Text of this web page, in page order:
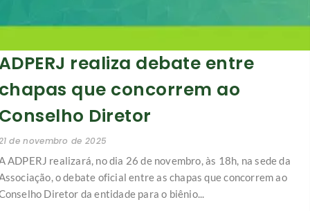
realiza debate entre
que concorrem ao
Diretor
de novembro de 2025
ADPERJ realizará, no dia 26 de novembro, às 18h, na sede da
o debate oficial entre as chapas que concorrem ao
Diretor da entidade para o biênio...